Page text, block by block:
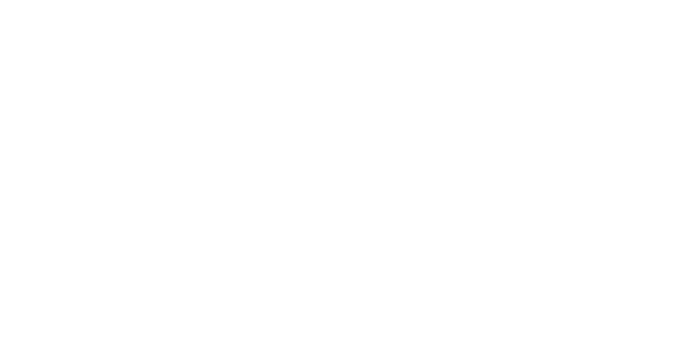
lehet az oka annak, ha gyakran bedobban a
dobog a szíve.